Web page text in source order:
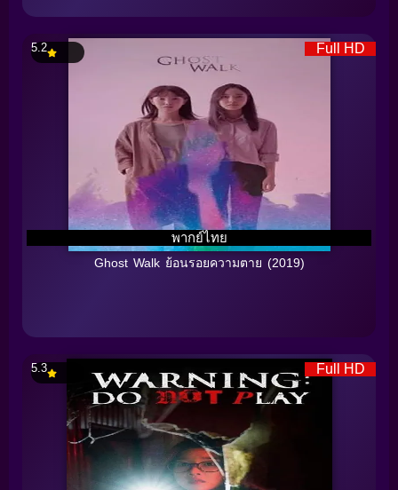
Full HD
พากย์ไทย
5.2
Ghost Walk ย้อนรอยความตาย (2019)
Full HD
5.3